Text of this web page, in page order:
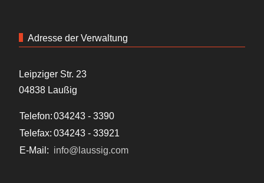
Adresse der Verwaltung
Leipziger Str. 23
04838 Laußig
Telefon:034243 - 3390
Telefax: 034243 - 33921
E-Mail: info@laussig.com